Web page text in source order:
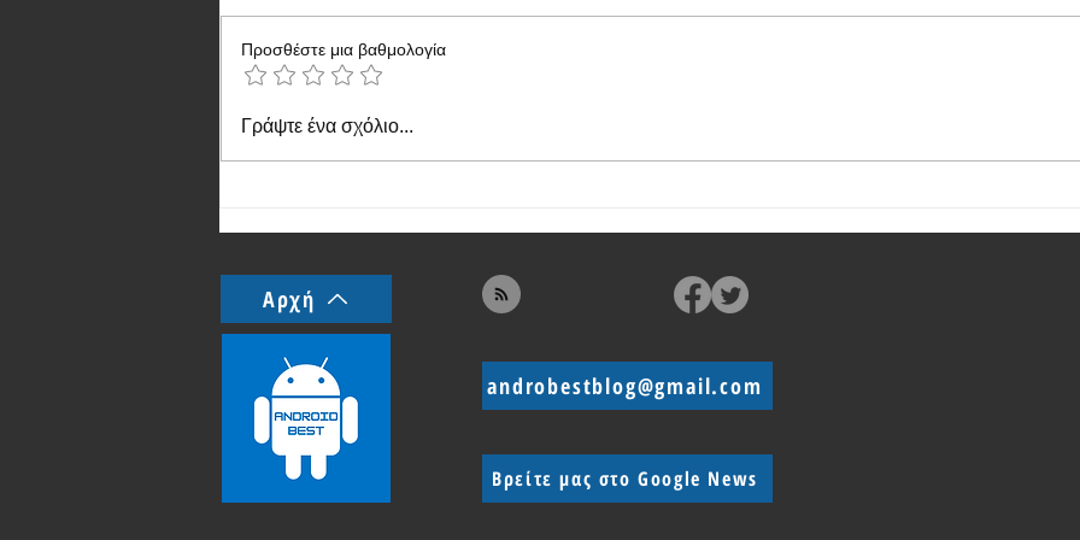
Realme 12 5G - το πιο οικονομικό
Προσθέστε μια βαθμολογία
Γράψτε ένα σχόλιο...
Αρχή
androbestblog@gmail.com
Βρείτε μας στο Google News